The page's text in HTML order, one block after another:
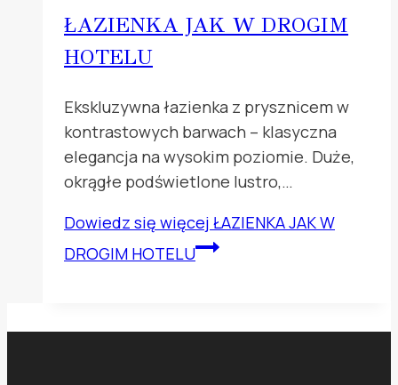
ŁAZIENKA JAK W DROGIM
HOTELU
Ekskluzywna łazienka z prysznicem w
kontrastowych barwach – klasyczna
elegancja na wysokim poziomie. Duże,
okrągłe podświetlone lustro,…
Dowiedz się więcej ŁAZIENKA JAK W
DROGIM HOTELU